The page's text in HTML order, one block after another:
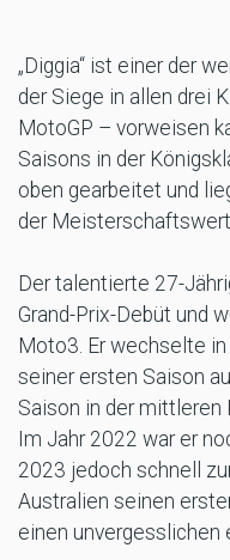
„Diggia“ ist einer der
der Siege in allen drei
MotoGP – vorweisen
Saisons in der
oben gearbeitet und
der
Der talentierte 27-
Grand-Prix-Debüt und
Moto3. Er wechselte
seiner ersten Saison
Saison in der mittleren
Im Jahr 2022 war er
2023 jedoch schnell
Australien seinen
einen unvergesslichen